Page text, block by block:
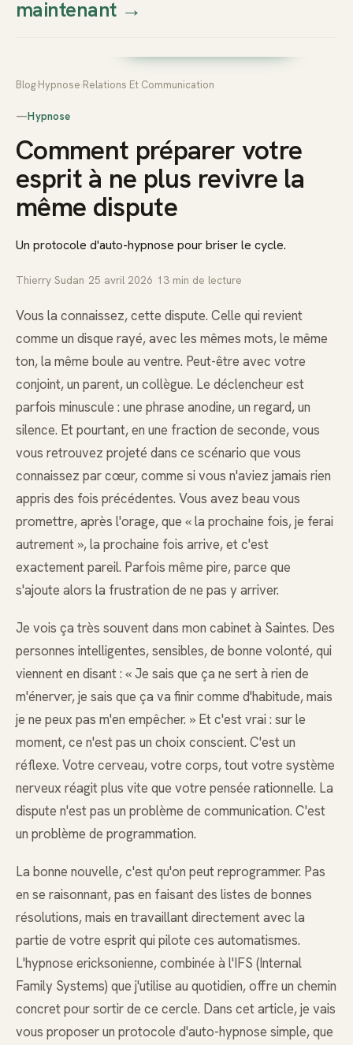
Thierry
Prendre rendez-vous dès
maintenant→
Blog Hypnose Relations Et Communication
—Hypnose
Comment préparer votre
esprit à ne plus revivre la
même dispute
Un protocole d'auto-hypnose pour briser le cycle.
Thierry Sudan 25 avril 2026 13 min de lecture
Vous la connaissez, cette dispute. Celle qui revient
comme un disque rayé, avec les mêmes mots, le même
ton, la même boule au ventre. Peut-être avec votre
conjoint, un parent, un collègue. Le déclencheur est
parfois minuscule : une phrase anodine, un regard, un
silence. Et pourtant, en une fraction de seconde, vous
vous retrouvez projeté dans ce scénario que vous
connaissez par cœur, comme si vous n'aviez jamais rien
appris des fois précédentes. Vous avez beau vous
promettre, après l'orage, que « la prochaine fois, je ferai
autrement », la prochaine fois arrive, et c'est
exactement pareil. Parfois même pire, parce que
s'ajoute alors la frustration de ne pas y arriver.
Je vois ça très souvent dans mon cabinet à Saintes. Des
personnes intelligentes, sensibles, de bonne volonté, qui
viennent en disant : « Je sais que ça ne sert à rien de
m'énerver, je sais que ça va finir comme d'habitude, mais
je ne peux pas m'en empêcher. » Et c'est vrai : sur le
moment, ce n'est pas un choix conscient. C'est un
réflexe. Votre cerveau, votre corps, tout votre système
nerveux réagit plus vite que votre pensée rationnelle. La
dispute n'est pas un problème de communication. C'est
un problème de programmation.
La bonne nouvelle, c'est qu'on peut reprogrammer. Pas
en se raisonnant, pas en faisant des listes de bonnes
résolutions, mais en travaillant directement avec la
partie de votre esprit qui pilote ces automatismes.
L'hypnose ericksonienne, combinée à l'IFS (Internal
Family Systems) que j'utilise au quotidien, offre un chemin
concret pour sortir de ce cercle. Dans cet article, je vais
vous proposer un protocole d'auto-hypnose simple, que